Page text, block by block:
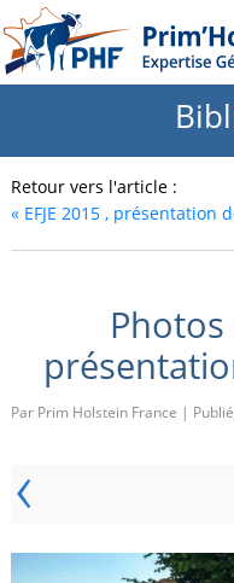
Retour vers l'article :
«EFJE 2015 , présentation
Photos
Par Prim Holstein France |
‹